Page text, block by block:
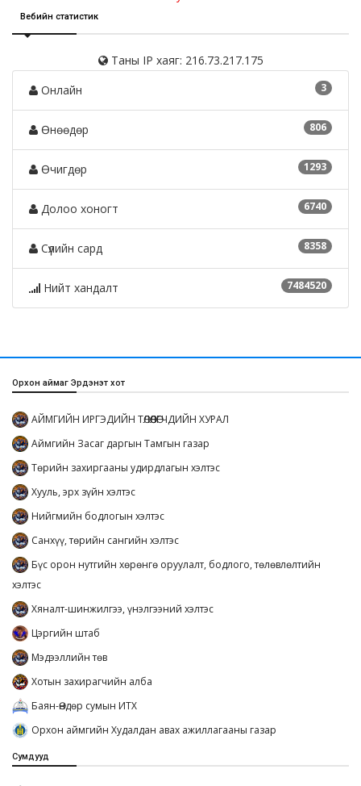
Вебийн статистик
Таны IP хаяг: 216.73.217.175
3
Онлайн
806
Өнөөдөр
1293
Өчигдөр
6740
Долоо хоногт
8358
Сүүлийн сард
7484520
Нийт хандалт
Орхон аймаг Эрдэнэт хот
АЙМГИЙН ИРГЭДИЙН ТӨЛӨӨЛӨГЧДИЙН ХУРАЛ
Аймгийн Засаг даргын Тамгын газар
Төрийн захиргааны удирдлагын хэлтэс
Хууль, эрх зүйн хэлтэс
Нийгмийн бодлогын хэлтэс
Санхүү, төрийн сангийн хэлтэс
Бүс орон нутгийн хөрөнгө оруулалт, бодлого, төлөвлөлтийн
хэлтэс
Хяналт-шинжилгээ, үнэлгээний хэлтэс
Цэргийн штаб
Мэдээллийн төв
Хотын захирагчийн алба
Баян-Өндөр сумын ИТХ
Орхон аймгийн Худалдан авах ажиллагааны газар
Сумдууд